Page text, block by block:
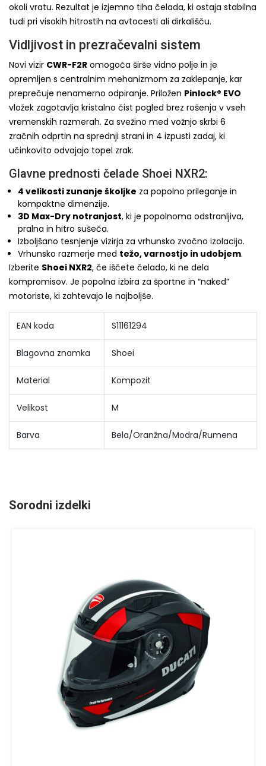
okoli vratu. Rezultat je izjemno tiha čelada, ki ostaja stabilna
tudi pri visokih hitrostih na avtocesti ali dirkališču.
Vidljivost in prezračevalni sistem
Novi vizir CWR-F2R omogoča širše vidno polje in je
opremljen s centralnim mehanizmom za zaklepanje, kar
preprečuje nenamerno odpiranje. Priložen Pinlock® EVO
vložek zagotavlja kristalno čist pogled brez rošenja v vseh
vremenskih razmerah. Za svežino med vožnjo skrbi 6
zračnih odprtin na sprednji strani in 4 izpusti zadaj, ki
učinkovito odvajajo topel zrak.
Glavne prednosti čelade Shoei NXR2:
4 velikosti zunanje školjke za popolno prileganje in
kompaktne dimenzije.
3D Max-Dry notranjost, ki je popolnoma odstranljiva,
pralna in hitro sušeča.
Izboljšano tesnjenje vizirja za vrhunsko zvočno izolacijo.
Vrhunsko razmerje med težo, varnostjo in udobjem.
Izberite Shoei NXR2, če iščete čelado, ki ne dela
kompromisov. Je popolna izbira za športne in “naked”
motoriste, ki zahtevajo le najboljše.
EAN koda S11161294
Blagovna znamka Shoei
Material Kompozit
Velikost M
Barva Bela/Oranžna/Modra/Rumena
Sorodni izdelki